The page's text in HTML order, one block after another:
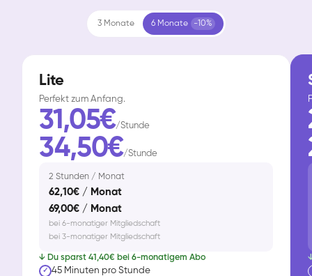
3 Monate 6 Monate -10%
Lite
Perfekt zum Anfang.
31,05€/Stunde
34,50€/Stunde
2 Stunden / Monat
62,10€ / Monat
69,00€ / Monat
bei 6-monatiger Mitgliedschaft
bei 3-monatiger Mitgliedschaft
↓ Du sparst 41,40€ bei 6-monatigem Abo
✓ 45 Minuten pro Stunde